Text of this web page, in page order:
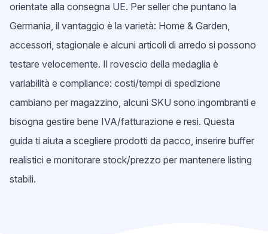
orientate alla consegna UE. Per seller che puntano la
Germania, il vantaggio è la varietà: Home & Garden,
accessori, stagionale e alcuni articoli di arredo si possono
testare velocemente. Il rovescio della medaglia è
variabilità e compliance: costi/tempi di spedizione
cambiano per magazzino, alcuni SKU sono ingombranti e
bisogna gestire bene IVA/fatturazione e resi. Questa
guida ti aiuta a scegliere prodotti da pacco, inserire buffer
realistici e monitorare stock/prezzo per mantenere listing
stabili.